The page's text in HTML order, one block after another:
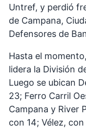
Untref, y perdió
de Campana,
Defensores de
Hasta el
lidera la División
Luego se ubican
23; Ferro Carril
Campana y River
con 14; Vélez,